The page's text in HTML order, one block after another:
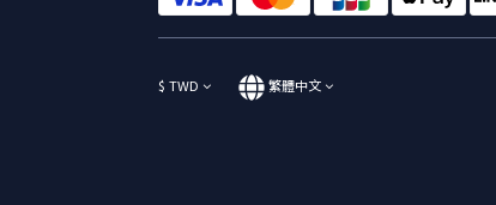
$ TWD 繁體中文